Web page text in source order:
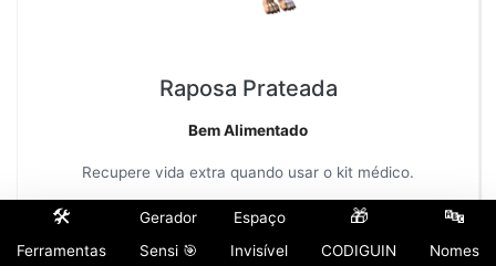
Raposa Prateada
Bem Alimentado
Recupere vida extra quando usar o kit médico.
Dica:
A Raposa Prateada é um pet estratégico no Free
🛠️
Ferramentas
Gerador
Sensi 🎯
Espaço
Invisível
🎁
CODIGUIN
🔤
Nomes